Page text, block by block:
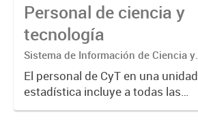
Personal de ciencia y
tecnología
Sistema de Información de Ciencia y
Tecnología Argentino (SICYTAR)
El personal de CyT en una unidad
estadística incluye a todas las
personas involucradas